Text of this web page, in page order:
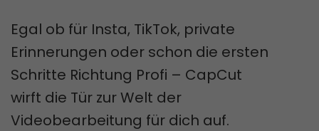
Egal ob für Insta, TikTok, private
Erinnerungen oder schon die ersten
Schritte Richtung Profi – CapCut
wirft die Tür zur Welt der
Videobearbeitung für dich auf.